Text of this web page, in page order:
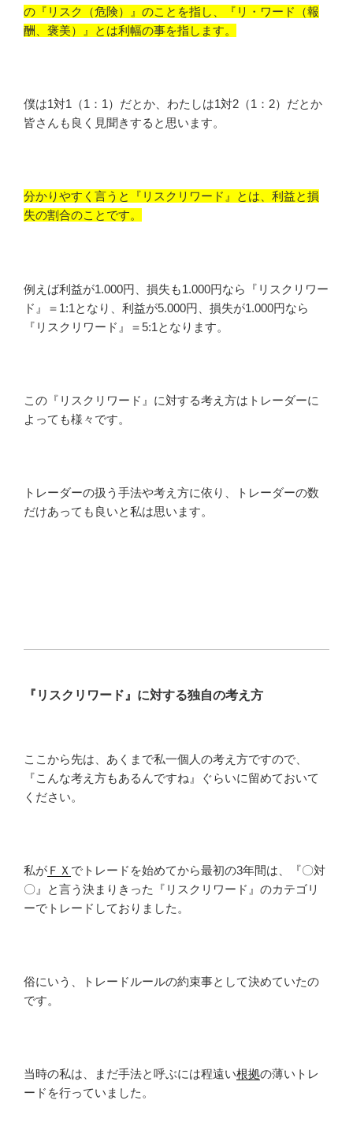
の『リスク（危険）』のことを指し、『リ・ワード（報
酬、褒美）』とは利幅の事を指します。
僕は1対1（1：1）だとか、わたしは1対2（1：2）だとか
皆さんも良く見聞きすると思います。
分かりやすく言うと『リスクリワード』とは、利益と損
失の割合のことです。
例えば利益が1.000円、損失も1.000円なら『リスクリワー
ド』＝1:1となり、利益が5.000円、損失が1.000円なら
『リスクリワード』＝5:1となります。
この『リスクリワード』に対する考え方はトレーダーに
よっても様々です。
トレーダーの扱う手法や考え方に依り、トレーダーの数
だけあっても良いと私は思います。
『リスクリワード』に対する独自の考え方
ここから先は、あくまで私一個人の考え方ですので、
『こんな考え方もあるんですね』ぐらいに留めておいて
ください。
私が ＦＸ でトレードを始めてから最初の3年間は、『〇対
〇』と言う決まりきった『リスクリワード』のカテゴリ
ーでトレードしておりました。
俗にいう、トレードルールの約束事として決めていたの
です。
当時の私は、まだ手法と呼ぶには程遠い根拠の薄いトレ
ードを行っていました。